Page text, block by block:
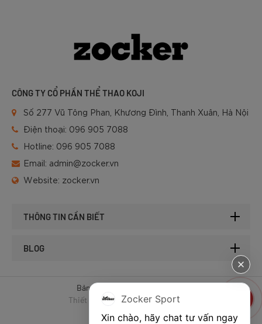
CÔNG TY CỔ PHẦN THỂ THAO KOJI
Số 277 Vũ Tông Phan, Khương Đình, Thanh Xuân, Hà Nội
Điện thoại: 096 905 7088
Hotline: 096 905 7088
Email: admin@zocker.vn
Website: zocker.vn
THÔNG TIN CẦN BIẾT
BLOG
Bản quyền © 2025 của Zocker.
Thiết kế website & SEO - Tất Thành
Zocker Sport
Xin chào, hãy chat tư vấn ngay